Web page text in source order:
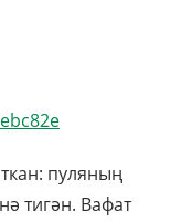
пуляның
тигән. Вафат